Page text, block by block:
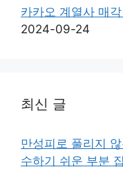
카카오 계열사 매
2024-09-24
최신 글
만성피로 풀리지
수하기 쉬운 부분